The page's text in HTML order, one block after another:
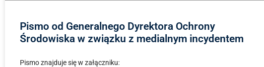
Pismo od Generalnego Dyrektora Ochrony
Środowiska w związku z medialnym incydentem
Pismo znajduje się w załączniku: